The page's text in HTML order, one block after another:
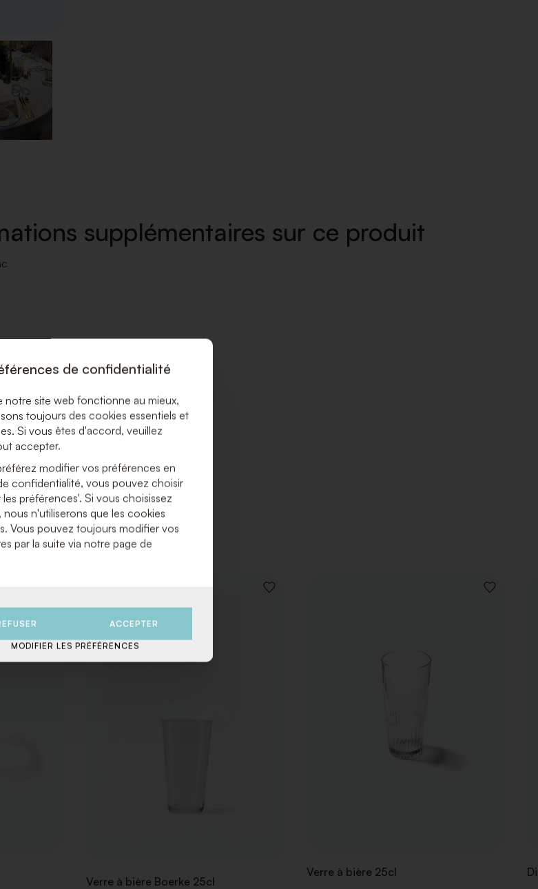
supplémentaires sur ce produit
DE
SOUHAITS
AJOUTER
Verre à bière Boerke 25cl
AJOUTER
Verre à bière 25cl
de confidentialité
notre site web fonctionne au mieux,
toujours des cookies essentiels et
Si vous êtes d'accord, veuillez
accepter.
modifier vos préférences en
confidentialité, vous pouvez choisir
préférences'. Si vous choisissez
nous n'utiliserons que les cookies
Vous pouvez toujours modifier vos
par la suite via notre page de
ACCEPTER
MODIFIER LES PRÉFÉRENCES